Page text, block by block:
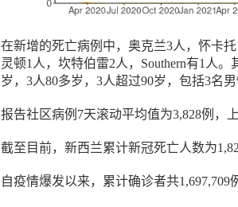
在新增的死亡病例中，奥克兰3人，怀卡
灵顿1人，坎特伯雷2人，Southern有1人
岁，3人80多岁，3人超过90岁，包括3名男
报告社区病例7天滚动平均值为3,828例，上
截至目前，新西兰累计新冠死亡人数为
自疫情爆发以来，累计确诊者共1,697,709